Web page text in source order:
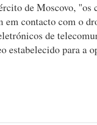
de Moscovo,
em contacto com o
de
estabelecido para a